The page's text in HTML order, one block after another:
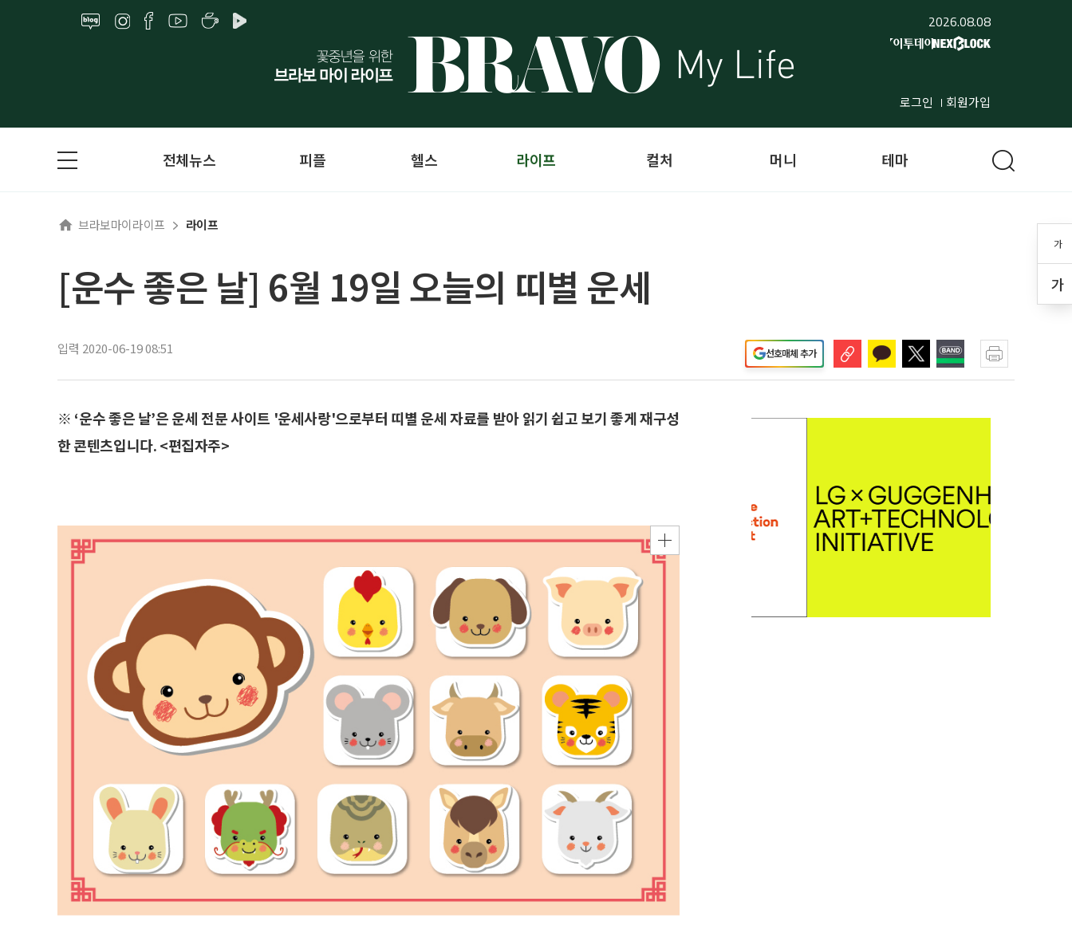
2026.08.08
로그인 회원가입
가
가
전체뉴스 피플 헬스 라이프 컬처 머니 테마
브라보마이라이프 라이프
[운수 좋은 날] 6월 19일 오늘의 띠별 운세
입력 2020-06-19 08:51 선호매체 추가
※ ‘운수 좋은 날’은 운세 전문 사이트 '운세사랑'으로부터 띠별 운세 자료를 받아 읽기 쉽고 보기 좋게 재구성
한 콘텐츠입니다. <편집자주>